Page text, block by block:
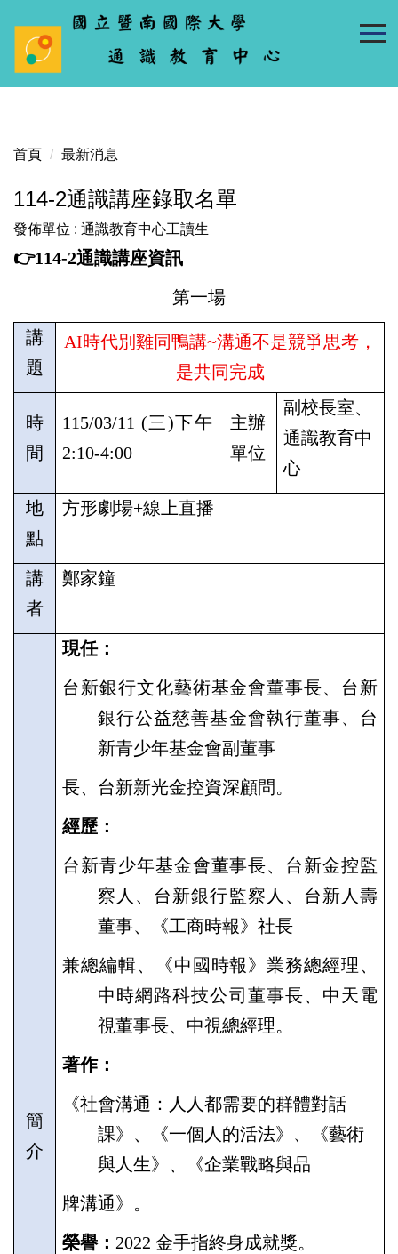
要
首頁
最新消息
114-2通識講座錄取名單
發佈單位 : 通識教育中心工讀生
👉114-2通識講座資訊
第一場
講
題
AI時代別雞同鴨講~溝通不是競爭思考，
是共同完成
時
間
115/03/11 (三)下午
2:10-4:00
主辦
單位
副校長室、
通識教育中
心
地
點
方形劇場+線上直播
講
者
鄭家鐘
簡
介
現任：
台新銀行文化藝術基金會董事長、台新
銀行公益慈善基金會執行董事、台
新青少年基金會副 董事
長、台新新光金控資深顧問。
經歷：
台新青少年基金會董事長、台新金控監
察人、台新銀行監察人、台新人壽
董事、《工商時報》社長
兼總編輯、《中國時報》業務總經理、
中時網路科技公司董事長、中天電
視董事長、中視總經理。
著作：
《社會溝通：人人都需要的群體對話
課》、《一個人的活法》、《藝術
與人生》、《企業戰略與品
牌溝通》。
榮譽： 2022 金手指終身成就獎。